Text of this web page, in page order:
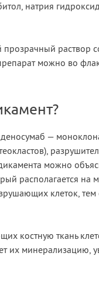
натрия
раствор
можно во
—
можно
располагается на
клеток,
костную ткань
их минерализацию,